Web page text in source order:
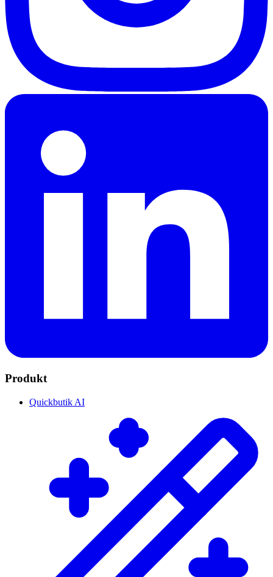
Produkt
Quickbutik AI